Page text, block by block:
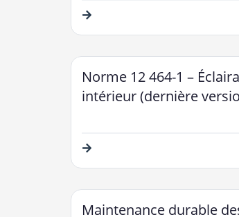
Norme 12 464-1 –
intérieur (dernière
Maintenance durable